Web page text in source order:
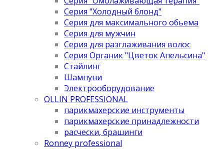
Серия "Холодный блонд"
Серия для максимального обьема
Серия для мужчин
Серия для разглаживания волос
Серия Органик "Цветок Апельсина"
Стайлинг
Шампуни
Электрооборудование
OLLIN PROFESSIONAL
парикмахерские инструменты
парикмахерские принадлежности
расчески, брашинги
Ronney professional